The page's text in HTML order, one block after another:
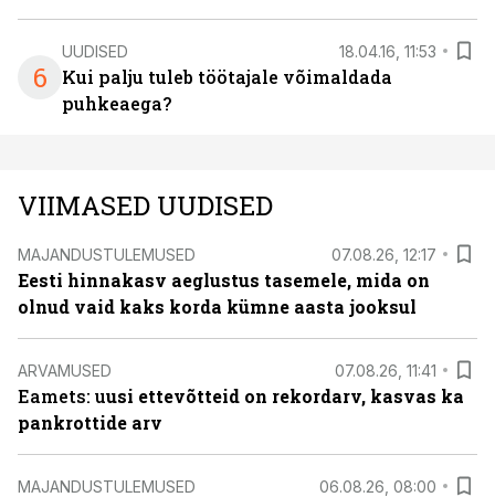
6
UUDISED 18.04.16, 11:53
Kui palju tuleb töötajale võimaldada
puhkeaega?
VIIMASED UUDISED
MAJANDUSTULEMUSED 07.08.26, 12:17
Eesti hinnakasv aeglustus tasemele, mida on
olnud vaid kaks korda kümne aasta jooksul
ARVAMUSED 07.08.26, 11:41
Eamets: uusi ettevõtteid on rekordarv, kasvas ka
pankrottide arv
MAJANDUSTULEMUSED 06.08.26, 08:00